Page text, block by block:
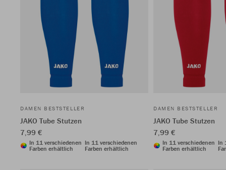
DAMEN BESTSTELLER
JAKO Tube Stutzen
7,99 €
In 11 verschiedenen
Farben erhältlich
In 11 verschiedenen
Farben erhältlich
DAMEN BESTSTELLER
JAKO Tube Stutzen
7,99 €
In 11 verschiedenen
Farben erhältlich
In